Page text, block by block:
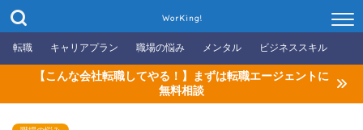
WorKing!
転職 キャリアプラン 職場の悩み メンタル ビジネススキル
【こんな会社転職してやる！】まずは転職エージェントに
無料相談